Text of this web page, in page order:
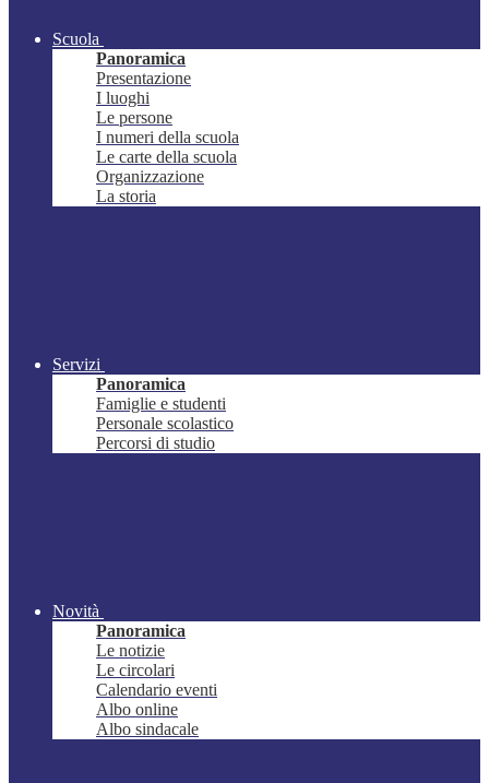
Scuola
Panoramica
Presentazione
I luoghi
Le persone
I numeri della scuola
Le carte della scuola
Organizzazione
La storia
Servizi
Panoramica
Famiglie e studenti
Personale scolastico
Percorsi di studio
Novità
Panoramica
Le notizie
Le circolari
Calendario eventi
Albo online
Albo sindacale